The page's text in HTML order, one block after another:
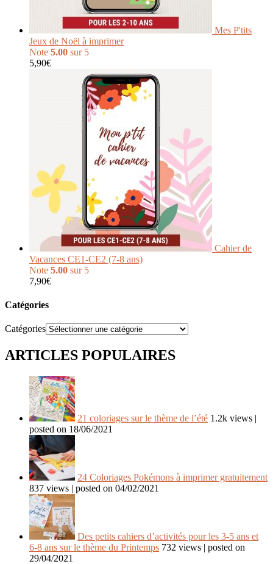
Mes P'tits
Jeux de Noël à imprimer
Note 5.00 sur 5
5,90€
Cahier de
Vacances CE1-CE2 (7-8 ans)
Note 5.00 sur 5
7,90€
Catégories
Catégories
ARTICLES POPULAIRES
21 coloriages sur le thème de l’été 1.2k views |
posted on 18/06/2021
24 Coloriages Pokémons à imprimer gratuitement
837 views | posted on 04/02/2021
Des petits cahiers d’activités pour les 3-5 ans et
6-8 ans sur le thème du Printemps 732 views | posted on
29/04/2021